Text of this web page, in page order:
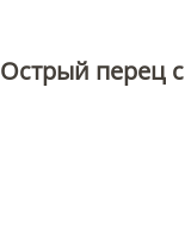
Острый перец